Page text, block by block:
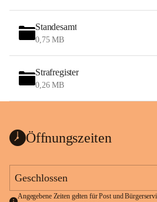
Standesamt
0,75 MB
Strafregister
0,26 MB
Öffnungszeiten
Geschlossen
Angegebene Zeiten gelten für Post und